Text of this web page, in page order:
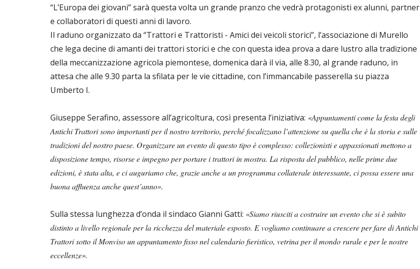
“L’Europa dei giovani” sarà questa volta un grande pranzo che vedrà protagonisti ex alunni, partner
e collaboratori di questi anni di lavoro.
Il raduno organizzato da “Trattori e Trattoristi - Amici dei veicoli storici”, l’associazione di Murello
che lega decine di amanti dei trattori storici e che con questa idea prova a dare lustro alla tradizione
della meccanizzazione agricola piemontese, domenica darà il via, alle 8.30, al grande raduno, in
attesa che alle 9.30 parta la sfilata per le vie cittadine, con l’immancabile passerella su piazza
Umberto I.
Giuseppe Serafino, assessore all’agricoltura, così presenta l’iniziativa: «Appuntamenti come la festa degli
Antichi Trattori sono importanti per il nostro territorio, perché focalizzano l’attenzione su quella che è la storia e sulle
tradizioni del nostro paese. Organizzare un evento di questo tipo è complesso: collezionisti e appassionati mettono a
disposizione tempo, risorse e impegno per portare i trattori in mostra. La risposta del pubblico, nelle prime due
edizioni, è stata alta, e ci auguriamo che, grazie anche a un programma collaterale interessante, ci possa essere una
buona affluenza anche quest’anno».
Sulla stessa lunghezza d’onda il sindaco Gianni Gatti: «Siamo riusciti a costruire un evento che si è subito
distinto a livello regionale per la ricchezza del materiale esposto. E vogliamo continuare a crescere per fare di Antichi
Trattori sotto il Monviso un appuntamento fisso nel calendario fieristico, vetrina per il mondo rurale e per le nostre
eccellenze».